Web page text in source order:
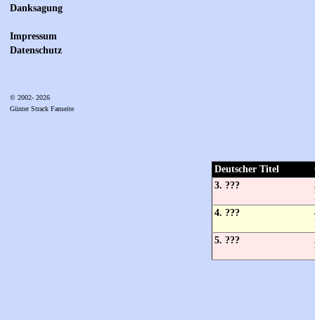
Danksagung
Impressum
Datenschutz
© 2002- 2026
Günter Strack Fanseite
Deutscher Titel
3. ???
4. ???
5. ???